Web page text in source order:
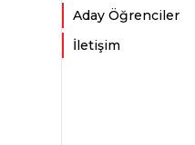
Aday Öğrenciler
İletişim